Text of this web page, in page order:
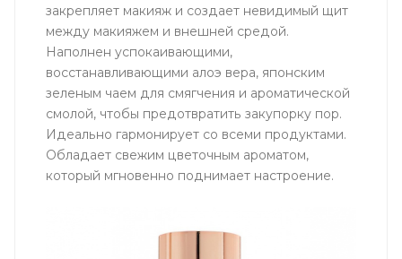
закрепляет макияж и создает невидимый щит
между макияжем и внешней средой.
Наполнен успокаивающими,
восстанавливающими алоэ вера, японским
зеленым чаем для смягчения и ароматической
смолой, чтобы предотвратить закупорку пор.
Идеально гармонирует со всеми продуктами.
Обладает свежим цветочным ароматом,
который мгновенно поднимает настроение.